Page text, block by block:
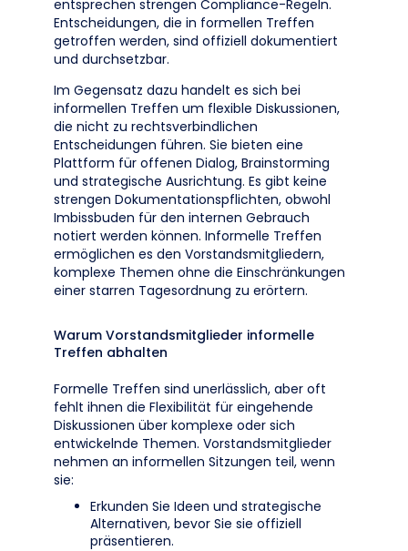
entsprechen strengen Compliance-Regeln.
Entscheidungen, die in formellen Treffen
getroffen werden, sind offiziell dokumentiert
und durchsetzbar.
Im Gegensatz dazu handelt es sich bei
informellen Treffen um flexible Diskussionen,
die nicht zu rechtsverbindlichen
Entscheidungen führen. Sie bieten eine
Plattform für offenen Dialog, Brainstorming
und strategische Ausrichtung. Es gibt keine
strengen Dokumentationspflichten, obwohl
Imbissbuden für den internen Gebrauch
notiert werden können. Informelle Treffen
ermöglichen es den Vorstandsmitgliedern,
komplexe Themen ohne die Einschränkungen
einer starren Tagesordnung zu erörtern.
Warum Vorstandsmitglieder informelle
Treffen abhalten
Formelle Treffen sind unerlässlich, aber oft
fehlt ihnen die Flexibilität für eingehende
Diskussionen über komplexe oder sich
entwickelnde Themen. Vorstandsmitglieder
nehmen an informellen Sitzungen teil, wenn
sie:
Erkunden Sie Ideen und strategische
Alternativen, bevor Sie sie offiziell
präsentieren.